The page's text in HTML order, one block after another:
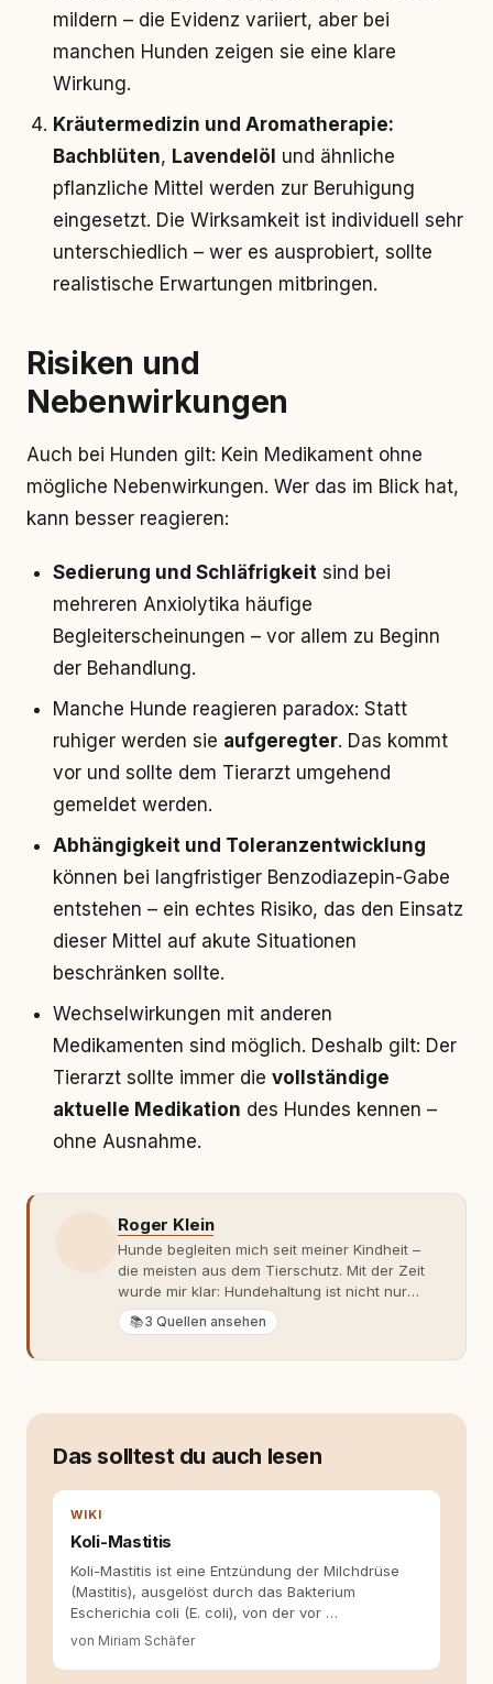
mildern – die Evidenz variiert, aber bei
manchen Hunden zeigen sie eine klare
Wirkung.
Kräutermedizin und Aromatherapie:
Bachblüten, Lavendelöl und ähnliche
pflanzliche Mittel werden zur Beruhigung
eingesetzt. Die Wirksamkeit ist individuell sehr
unterschiedlich – wer es ausprobiert, sollte
realistische Erwartungen mitbringen.
Risiken und
Nebenwirkungen
Auch bei Hunden gilt: Kein Medikament ohne
mögliche Nebenwirkungen. Wer das im Blick hat,
kann besser reagieren:
Sedierung und Schläfrigkeit sind bei
mehreren Anxiolytika häufige
Begleiterscheinungen – vor allem zu Beginn
der Behandlung.
Manche Hunde reagieren paradox: Statt
ruhiger werden sie aufgeregter. Das kommt
vor und sollte dem Tierarzt umgehend
gemeldet werden.
Abhängigkeit und Toleranzentwicklung
können bei langfristiger Benzodiazepin-Gabe
entstehen – ein echtes Risiko, das den Einsatz
dieser Mittel auf akute Situationen
beschränken sollte.
Wechselwirkungen mit anderen
Medikamenten sind möglich. Deshalb gilt: Der
Tierarzt sollte immer die vollständige
aktuelle Medikation des Hundes kennen –
ohne Ausnahme.
Roger Klein
Hunde begleiten mich seit meiner Kindheit –
die meisten aus dem Tierschutz. Mit der Zeit
wurde mir klar: Hundehaltung ist nicht nur
Gefühl, sondern Verantwortung und
Fachwissen. Der Wendepunkt kam mit meinem
moderner Hundeerziehung
entsteht echte Bindung dort, wo Verständnis
Hundehalter:innen in Deutschland, Österreich
und der Schweiz. Meine Überzeugung:
Tierschutz beginnt mit Wissen. Wer seinen
Hund versteht, trifft bessere Entscheidungen –
für ein Zusammenleben, das beiden guttut.
📚3 Quellen ansehen
Das solltest du auch lesen
WIKI
Koli-Mastitis
Koli-Mastitis ist eine Entzündung der Milchdrüse
(Mastitis), ausgelöst durch das Bakterium
Escherichia coli (E. coli), von der vor …
von Miriam Schäfer